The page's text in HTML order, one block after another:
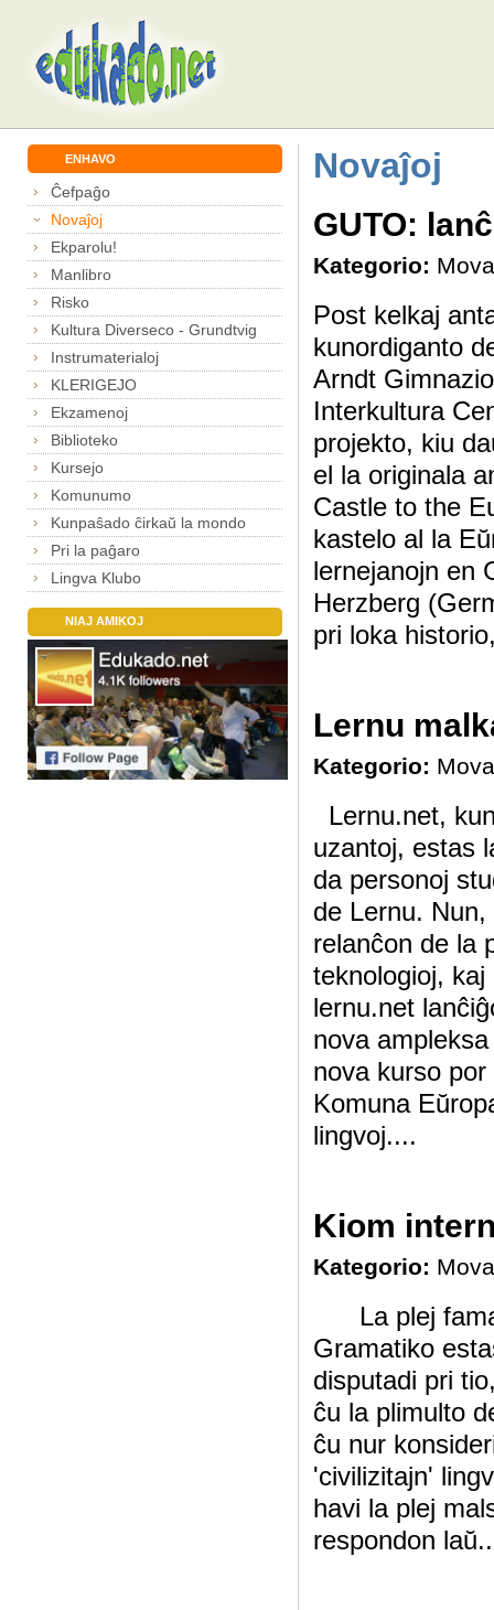
ENHAVO
Ĉefpaĝo
Novaĵoj
Ekparolu!
Manlibro
Risko
Kultura Diverseco - Grundtvig
Instrumaterialoj
KLERIGEJO
Ekzamenoj
Biblioteko
Kursejo
Komunumo
Kunpaŝado ĉirkaŭ la mondo
Pri la paĝaro
Lingva Klubo
NIAJ AMIKOJ
Novaĵoj
GUTO:
Kategorio:
Post kelkaj
kunordiganto
Arndt
Interkultura
projekto, kiu
el la originala
Castle to the
kastelo al la
lernejanojn en
Herzberg
pri loka
Lernu
Kategorio:
Lernu.net,
uzantoj, estas
da personoj
de Lernu.
relanĉon de la
teknologioj,
lernu.net
nova
nova kurso
Komuna
lingvoj....
Kiom
Kategorio:
La plej
Gramatiko
disputadi pri
ĉu la plimulto
ĉu nur
'civilizitajn'
havi la plej
respondon